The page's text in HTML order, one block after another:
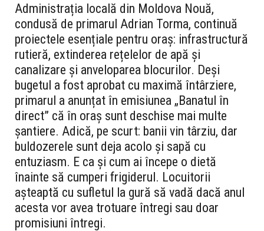
Administrația locală din Moldova Nouă,
condusă de primarul Adrian Torma, continuă
proiectele esențiale pentru oraș: infrastructură
rutieră, extinderea rețelelor de apă și
canalizare și anveloparea blocurilor. Deși
bugetul a fost aprobat cu maximă întârziere,
primarul a anunțat în emisiunea „Banatul în
direct” că în oraș sunt deschise mai multe
șantiere. Adică, pe scurt: banii vin târziu, dar
buldozerele sunt deja acolo și sapă cu
entuziasm. E ca și cum ai începe o dietă
înainte să cumperi frigiderul. Locuitorii
așteaptă cu sufletul la gură să vadă dacă anul
acesta vor avea trotuare întregi sau doar
promisiuni întregi.